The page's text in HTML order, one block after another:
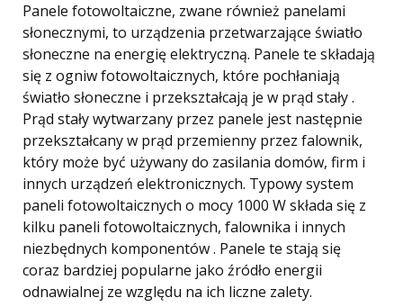
Panele fotowoltaiczne, zwane również panelami
słonecznymi, to urządzenia przetwarzające światło
słoneczne na energię elektryczną. Panele te składają
się z ogniw fotowoltaicznych, które pochłaniają
światło słoneczne i przekształcają je w prąd stały .
Prąd stały wytwarzany przez panele jest następnie
przekształcany w prąd przemienny przez falownik,
który może być używany do zasilania domów, firm i
innych urządzeń elektronicznych. Typowy system
paneli fotowoltaicznych o mocy 1000 W składa się z
kilku paneli fotowoltaicznych, falownika i innych
niezbędnych komponentów . Panele te stają się
coraz bardziej popularne jako źródło energii
odnawialnej ze względu na ich liczne zalety.